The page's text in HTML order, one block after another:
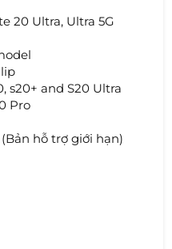
20 Ultra, Ultra 5G
s20+ and S20 Ultra
Pro
hỗ trợ giới hạn)